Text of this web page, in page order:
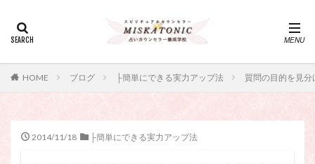
HOME ブログ ├簡単にできる実力アップ法 質問の目的を見
2014/11/18 ├簡単にできる実力アップ法
ー、占い師、占い師になりたい、占い講座